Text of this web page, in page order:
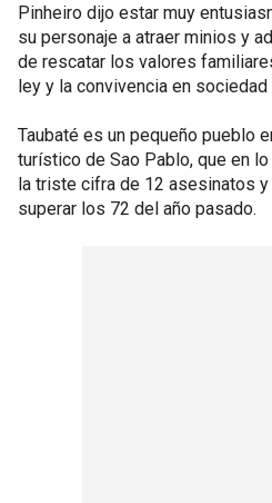
Pinheiro dijo estar muy
su personaje a atraer minios y
de rescatar los valores
ley y la convivencia en sociedad
Taubaté es un pequeño pueblo
turístico de Sao Pablo, que en
la triste cifra de 12 asesinatos
superar los 72 del año pasado.